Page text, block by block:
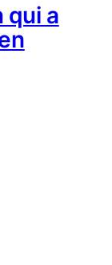
qui a